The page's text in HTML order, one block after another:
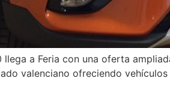
a Feria con una oferta
valenciano ofreciendo